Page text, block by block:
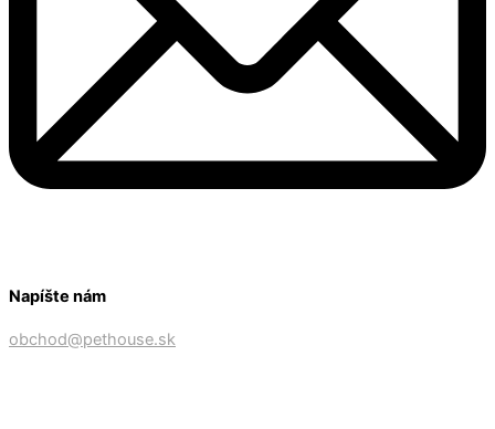
Napíšte nám
obchod@pethouse.sk